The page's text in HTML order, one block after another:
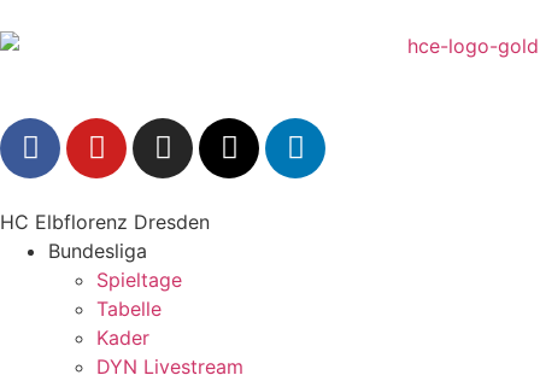
HC Elbflorenz Dresden
Bundesliga
Spieltage
Tabelle
Kader
DYN Livestream